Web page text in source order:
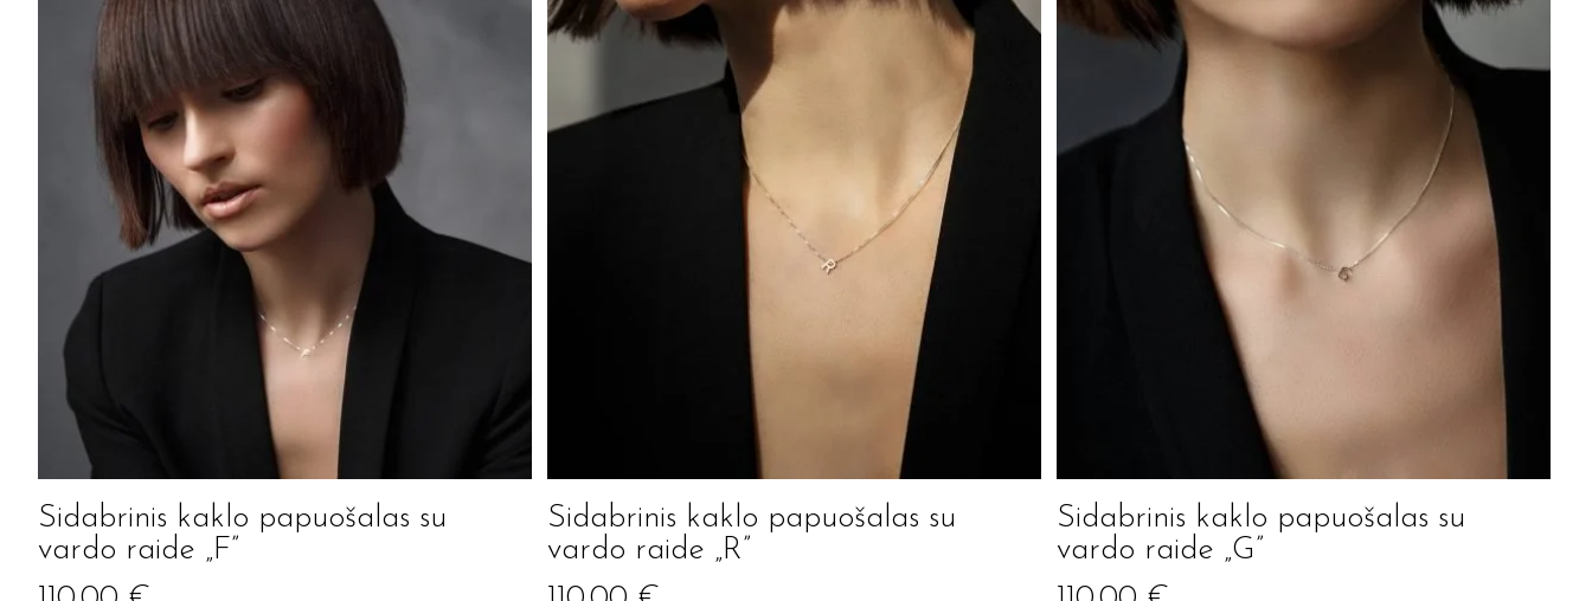
Sidabrinis kaklo papuošalas su
vardo raide „F”
Sidabrinis kaklo papuošalas su
vardo raide „R”
Sidabrinis kaklo papuošalas su
vardo raide „G”